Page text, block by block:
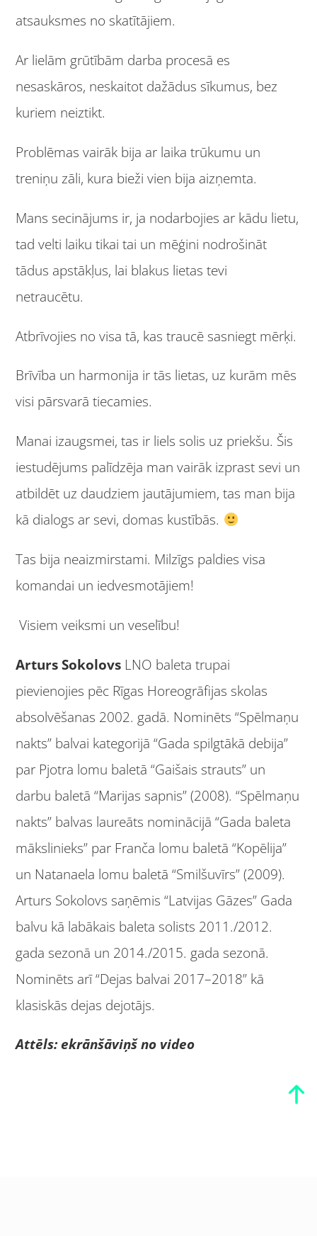
atsauksmes no skatītājiem.
Ar lielām grūtībām darba procesā es
nesaskāros, neskaitot dažādus sīkumus, bez
kuriem neiztikt.
Problēmas vairāk bija ar laika trūkumu un
treniņu zāli, kura bieži vien bija aizņemta.
Mans secinājums ir, ja nodarbojies ar kādu lietu,
tad velti laiku tikai tai un mēģini nodrošināt
tādus apstākļus, lai blakus lietas tevi
netraucētu.
Atbrīvojies no visa tā, kas traucē sasniegt mērķi.
Brīvība un harmonija ir tās lietas, uz kurām mēs
visi pārsvarā tiecamies.
Manai izaugsmei, tas ir liels solis uz priekšu. Šis
iestudējums palīdzēja man vairāk izprast sevi un
atbildēt uz daudziem jautājumiem, tas man bija
kā dialogs ar sevi, domas kustībās.
Tas bija neaizmirstami. Milzīgs paldies visa
komandai un iedvesmotājiem!
Visiem veiksmi un veselību!
Arturs Sokolovs LNO baleta trupai
pievienojies pēc Rīgas Horeogrāfijas skolas
absolvēšanas 2002. gadā. Nominēts “Spēlmaņu
nakts” balvai kategorijā “Gada spilgtākā debija”
par Pjotra lomu baletā “Gaišais strauts” un
darbu baletā “Marijas sapnis” (2008). “Spēlmaņu
nakts” balvas laureāts nominācijā “Gada baleta
mākslinieks” par Franča lomu baletā “Kopēlija”
un Natanaela lomu baletā “Smilšuvīrs” (2009).
Arturs Sokolovs saņēmis “Latvijas Gāzes” Gada
balvu kā labākais baleta solists 2011./2012.
gada sezonā un 2014./2015. gada sezonā.
Nominēts arī “Dejas balvai 2017–2018” kā
klasiskās dejas dejotājs.
Attēls: ekrānšāviņš no video